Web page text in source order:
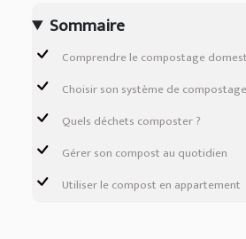
Sommaire
Comprendre le compostage
Choisir son système de compostage
Quels déchets composter ?
Gérer son compost au quotidien
Utiliser le compost en appartement